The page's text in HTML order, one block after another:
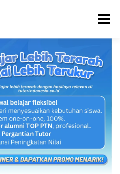
Menu
JADI PENGAJAR
PROFIL ALUMNI